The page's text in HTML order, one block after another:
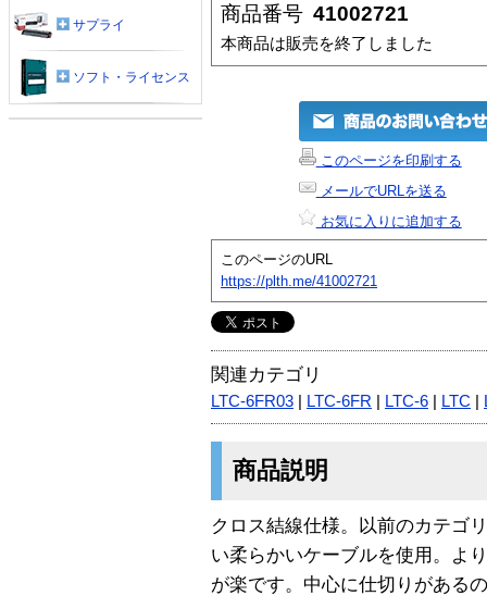
商品番号 41002721
本商品は販売を終了しました
このページを印刷する
メールでURLを送る
お気に入りに追加する
このページのURL
https://plth.me/41002721
関連カテゴリ
LTC-6FR03 LTC-6FR LTC-6 LTC
商品説明
クロス結線仕様。以前のカテゴ
い柔らかいケーブルを使用。よ
が楽です。中心に仕切りがある
サプライ
ソフト・ライセンス